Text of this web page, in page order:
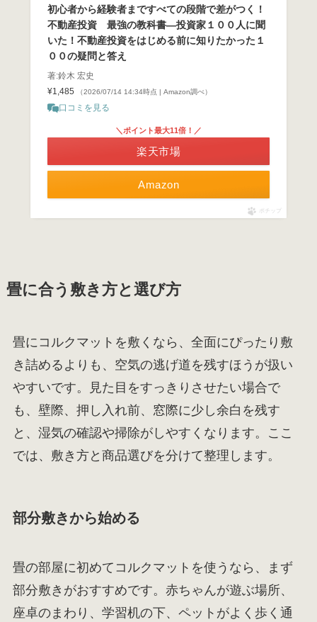
初心者から経験者まですべての段階で差がつく！
不動産投資 最強の教科書―投資家１００人に聞
いた！不動産投資をはじめる前に知りたかった１
００の疑問と答え
著:鈴木 宏史
¥1,485
（2026/07/14 14:34時点 | Amazon調べ）
口コミを見る
Amazon
＼ポイント最大11倍！／
楽天市場
ポチップ
畳に合う敷き方と選び方
畳にコルクマットを敷くなら、全面にぴったり敷
き詰めるよりも、空気の逃げ道を残すほうが扱い
やすいです。見た目をすっきりさせたい場合で
も、壁際、押し入れ前、窓際に少し余白を残す
と、湿気の確認や掃除がしやすくなります。ここ
では、敷き方と商品選びを分けて整理します。
部分敷きから始める
畳の部屋に初めてコルクマットを使うなら、まず
部分敷きがおすすめです。赤ちゃんが遊ぶ場所、
座卓のまわり、学習机の下、ペットがよく歩く通